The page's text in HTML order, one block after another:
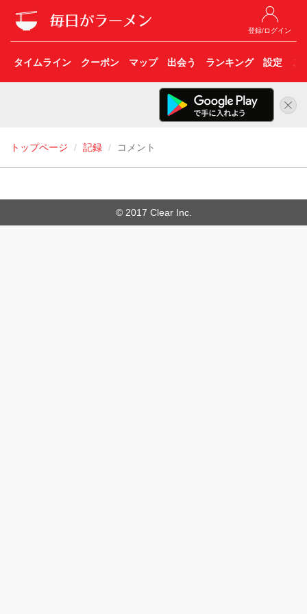
登録/ログイン
タイムライン クーポン マップ 出会う ランキング 設定 こ
トップページ 記録 コメント
© 2017 Clear Inc.